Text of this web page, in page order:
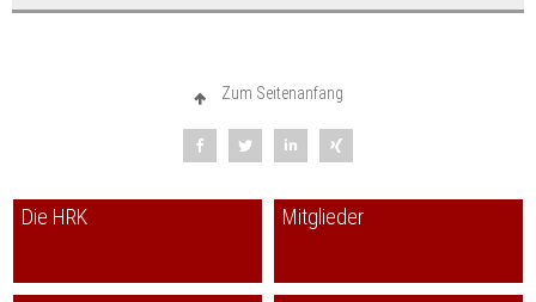
Zum Seitenanfang
Die HRK Mitglieder